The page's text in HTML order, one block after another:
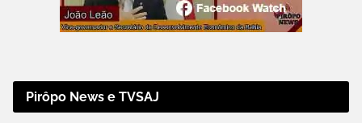
Pirôpo News e TVSAJ